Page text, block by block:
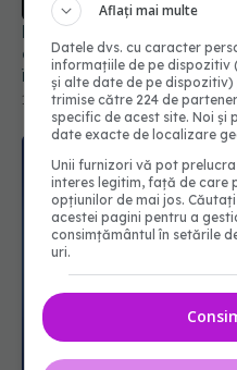
Este indicat să bei o
digestie? Ce se
înghițitură
18 iun 2026, 13:50
Aflați mai multe
Datele dvs. cu caracter
informațiile de pe dispozitiv
și alte date de pe
trimise către 224 de
specific de acest site. Noi și
date exacte de localizare
Unii furnizori vă pot
interes legitim, față de care
opțiunilor de mai jos.
acestei pagini pentru a
consimțământul în setările
uri.